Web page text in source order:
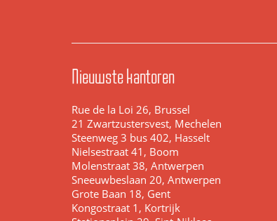
Nieuwste kantoren
Rue de la Loi 26, Brussel
21 Zwartzustersvest, Mechelen
Steenweg 3 bus 402, Hasselt
Nielsestraat 41, Boom
Molenstraat 38, Antwerpen
Sneeuwbeslaan 20, Antwerpen
Grote Baan 18, Gent
Kongostraat 1, Kortrijk